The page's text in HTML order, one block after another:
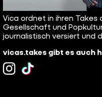
Vica ordnet in ihren Takes
Gesellschaft und
journalistisch versiert und
vicas.takes gibt es auch